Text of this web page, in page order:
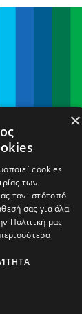
ΓΛΩΣΣΩΝ
νίκη
×
cookies
των
τον ιστότοπό
σας για όλα
Πολιτική μας